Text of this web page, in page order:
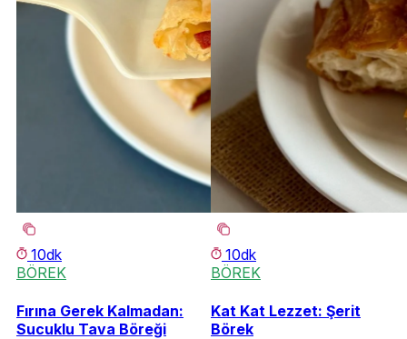
10dk
BÖREK
Fırına Gerek Kalmadan:
Sucuklu Tava Böreği
10dk
BÖREK
Kat Kat Lezzet: Şerit
Börek